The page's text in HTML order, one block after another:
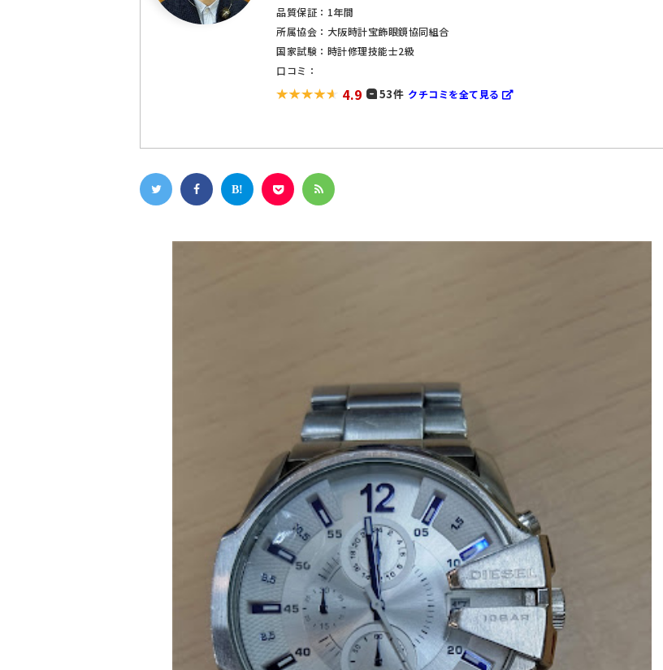
品質保証：1年間
所属協会：大阪時計宝飾眼鏡協同組合
国家試験：時計修理技能士2級
口コミ：
4.9 53件 クチコミを全て見る